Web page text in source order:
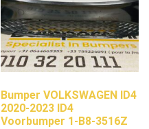
Bumper VOLKSWAGEN ID4
2020-2023 ID4
Voorbumper 1-B8-3516Z